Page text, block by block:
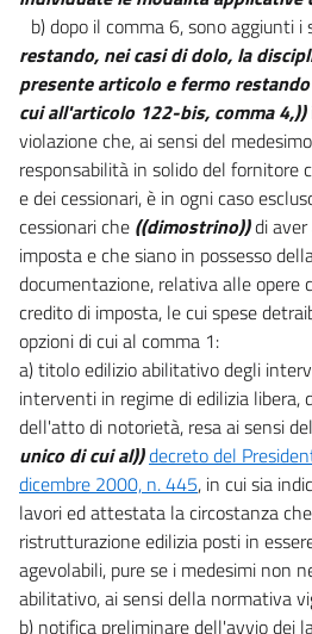
b) dopo il comma 6, sono aggiunti i
restando, nei casi di dolo, la
presente articolo e fermo
cui all'articolo 122-bis, comma 4,))
violazione che, ai sensi del
responsabilità in solido del fornitore
e dei cessionari, è in ogni caso
cessionari che ((dimostrino))di aver
imposta e che siano in possesso
documentazione, relativa alle opere
credito di imposta, le cui spese
opzioni di cui al comma 1:
a) titolo edilizio abilitativo degli
interventi in regime di edilizia libera,
dell'atto di notorietà, resa ai sensi
unico di cui al))decreto del
dicembre 2000, n. 445, in cui sia
lavori ed attestata la circostanza
ristrutturazione edilizia posti in
agevolabili, pure se i medesimi non
abilitativo, ai sensi della normativa
b) notifica preliminare dell'avvio dei